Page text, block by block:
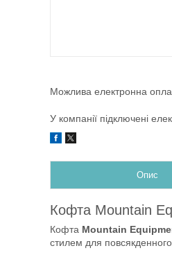
У компанії підключені
Опис
Кофта Mountain
Кофта Mountain
стилем для повсякденного